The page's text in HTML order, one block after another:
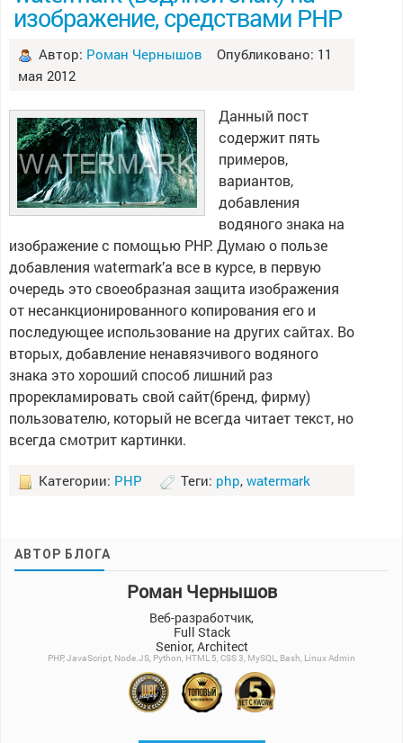
изображение, средствами PHP
Автор: Роман Чернышов Опубликовано: 11
мая 2012
Данный пост
содержит пять
примеров,
вариантов,
добавления
водяного знака на
изображение с помощью PHP. Думаю о пользе
добавления watermark’а все в курсе, в первую
очередь это своеобразная защита изображения
от несанкционированного копирования его и
последующее использование на других сайтах. Во
вторых, добавление ненавязчивого водяного
знака это хороший способ лишний раз
прорекламировать свой сайт(бренд, фирму)
пользователю, который не всегда читает текст, но
всегда смотрит картинки.
Категории: PHP Теги: php, watermark
АВТОР БЛОГА
Роман Чернышов
Веб-разработчик,
Full Stack
Senior, Architect
PHP, JavaScript, Node.JS, Python, HTML 5, CSS 3, MySQL, Bash, Linux Admin